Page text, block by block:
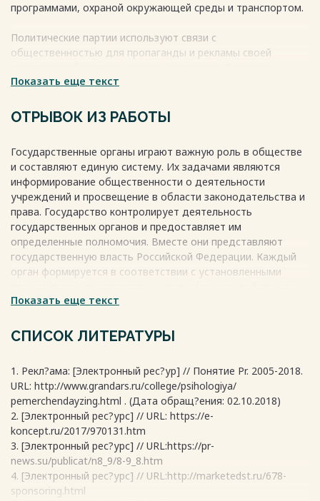
программами, охраной окружающей среды и транспортом.
Политические партии используют связи с
общественностью для пропаганды и рекламы своей
государственных учреждений PR имеет два основных
учреждения и просвещение населения в вопросах
Одна из главных целей связей с общественностью -
информировать министров и глав ведомств о реакции
общественности на проводимую или планируемую
политику. В связи с этим создались специализированные
структуры по связям с общественностью и службы по
связям с общественностью в государственных органах.
Весь текст будет доступенпосле покупки
Показать еще текст
ОТРЫВОК ИЗ РАБОТЫ
Государственные органы играют важную роль в обществе
и составляют единую систему. Их задачами являются
информирование общественности о деятельности
учреждений и просвещение в области законодательства и
права. Государство контролирует деятельность
государственных органов и предоставляет им
определенные полномочия. Вместе они представляют
государственную власть Российской Федерации. Каждый
орган формируется в соответствии с установленными
рамках установленных форм и методов. Органы делятся на
Весь текст будет доступенпосле покупки
Показать еще текст
СПИСОК ЛИТЕРАТУРЫ
1. Рекл?ама: [Электронный рес?ур] // Понятие Pr. 2005-2018.
URL: http://www.grandars.ru/college/psihologiya/
реmerchendayzing.html . (Дата обращ?ения: 02.10.2018)
2. [Электронный рес?урс] // URL: https://e-
koncept.ru/2017/970131.htm
3. [Электронный рес?урс] // URL:https://pr-
news.su/publicat/n8_9/8-9_8.htm
4. [Электронный рес?урс] // URL:http://marketedst.ru/678-
sponsoring.html